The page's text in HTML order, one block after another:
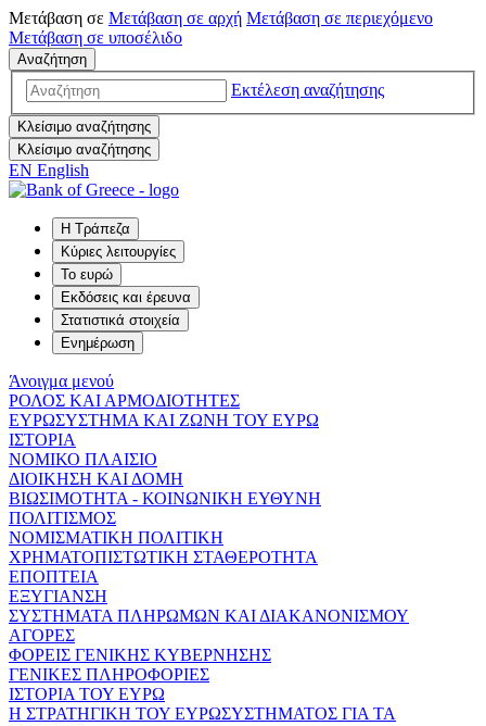
Μετάβαση σε Μετάβαση σε αρχή Μετάβαση σε περιεχόμενο
Μετάβαση σε υποσέλιδο
Αναζήτηση
Εκτέλεση αναζήτησης
Κλείσιμο αναζήτησης
Κλείσιμο αναζήτησης
EN English
Η Τράπεζα
Κύριες λειτουργίες
Το ευρώ
Εκδόσεις και έρευνα
Στατιστικά στοιχεία
Ενημέρωση
Άνοιγμα μενού
ΡΟΛΟΣ ΚΑΙ ΑΡΜΟΔΙΟΤΗΤΕΣ
ΕΥΡΩΣΥΣΤΗΜΑ ΚΑΙ ΖΩΝΗ ΤΟΥ ΕΥΡΩ
ΙΣΤΟΡΙΑ
ΝΟΜΙΚΟ ΠΛΑΙΣΙΟ
ΔΙΟΙΚΗΣΗ ΚΑΙ ΔΟΜΗ
ΒΙΩΣΙΜΟΤΗΤΑ - ΚΟΙΝΩΝΙΚΗ ΕΥΘΥΝΗ
ΠΟΛΙΤΙΣΜΟΣ
ΝΟΜΙΣΜΑΤΙΚΗ ΠΟΛΙΤΙΚΗ
ΧΡΗΜΑΤΟΠΙΣΤΩΤΙΚΗ ΣΤΑΘΕΡΟΤΗΤΑ
ΕΠΟΠΤΕΙΑ
ΕΞΥΓΙΑΝΣΗ
ΣΥΣΤΗΜΑΤΑ ΠΛΗΡΩΜΩΝ ΚΑΙ ΔΙΑΚΑΝΟΝΙΣΜΟΥ
ΑΓΟΡΕΣ
ΦΟΡΕΙΣ ΓΕΝΙΚΗΣ ΚΥΒΕΡΝΗΣΗΣ
ΓΕΝΙΚΕΣ ΠΛΗΡΟΦΟΡΙΕΣ
ΙΣΤΟΡΙΑ ΤΟΥ ΕΥΡΩ
Η ΣΤΡΑΤΗΓΙΚΗ ΤΟΥ ΕΥΡΩΣΥΣΤΗΜΑΤΟΣ ΓΙΑ ΤΑ